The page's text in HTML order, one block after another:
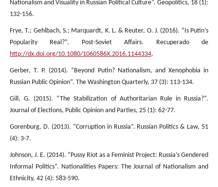
Nationalism and Visuality in Russian Political Culture”. Geopolitics, 18 (1):
132-156.
Frye, T.; Gehlbach, S.; Marquardt, K. L. & Reuter, O. J. (2016). “Is Putin’s
Popularity Real?”. Post-Soviet Affairs. Recuperado de
http://dx.doi.org/10.1080/1060586X.2016.1144334.
Gerber, T. P. (2014). “Beyond Putin? Nationalism, and Xenophobia in
Russian Public Opinion”. The Washington Quarterly, 37 (3): 113-134.
Gill, G. (2015). “The Stabilization of Authoritarian Rule in Russia?”.
Journal of Elections, Public Opinion and Parties, 25 (1): 62-77.
Gorenburg, D. (2013). “Corruption in Russia”. Russian Politics & Law, 51
(4): 3-7.
Johnson, J. E. (2014). “Pussy Riot as a Feminist Project: Russia’s Gendered
Informal Politics”. Nationalities Papers: The Journal of Nationalism and
Ethnicity, 42 (4): 583-590.